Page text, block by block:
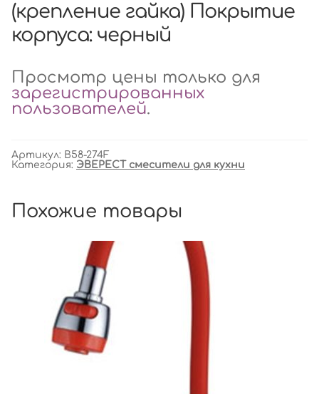
(крепление гайка) Покрытие
корпуса: черный
Просмотр цены только для
зарегистрированных
пользователей.
Артикул: B58-274F
Категория: ЭВЕРЕСТ смесители для кухни
Похожие товары